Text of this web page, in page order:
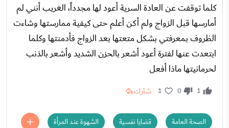
كلما توقفت عن العادة السرية أعود لها مجدداً، الغريب أنني لم
أمارسها قبل الزواج ولم أكن أعلم حتى كيفية ممارستها وشاءت
الظروف بمعرفتي بشكل متعتها بعد الزواج فأدمنتها وكلما
ابتعدت عنها لفترة أعود أشعر بالحزن الشديد وأشعر بالذنب
لحرمانيتها ماذا أفعل
1
0
1 شارك
الصحة العامة قضايا نفسية الشهوة عند المرأة